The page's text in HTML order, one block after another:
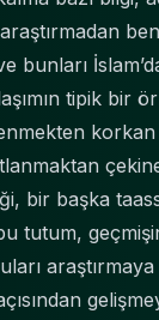
bunları
tipik bir
bir başka
tutum,